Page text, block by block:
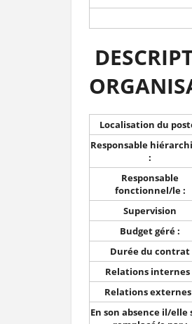
Localisation du
Responsable
:
Responsable
fonctionnel/le :
Supervision
Budget géré :
Durée du contrat
Relations internes
Relations externes
En son absence il/elle